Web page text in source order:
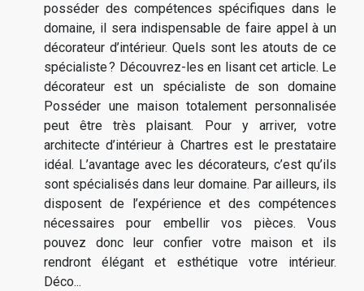
posséder des compétences spécifiques dans le
domaine, il sera indispensable de faire appel à un
décorateur d’intérieur. Quels sont les atouts de ce
spécialiste ? Découvrez-les en lisant cet article. Le
décorateur est un spécialiste de son domaine
Posséder une maison totalement personnalisée
peut être très plaisant. Pour y arriver, votre
architecte d’intérieur à Chartres est le prestataire
idéal. L’avantage avec les décorateurs, c’est qu’ils
sont spécialisés dans leur domaine. Par ailleurs, ils
disposent de l’expérience et des compétences
nécessaires pour embellir vos pièces. Vous
pouvez donc leur confier votre maison et ils
rendront élégant et esthétique votre intérieur.
Déco...